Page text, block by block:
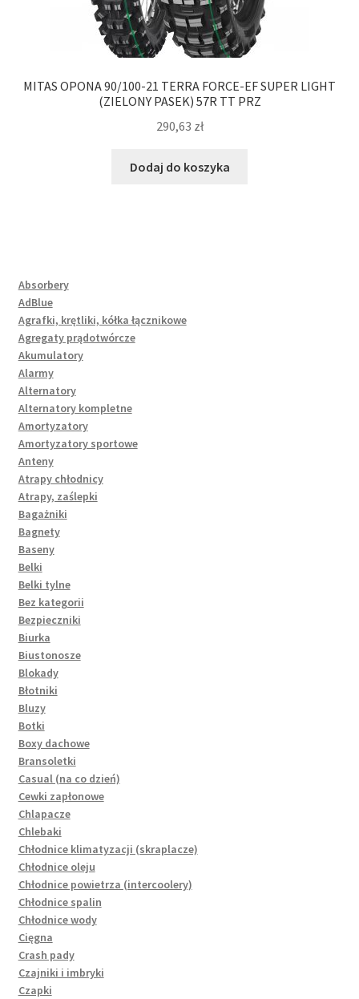
MITAS OPONA 90/100-21 TERRA FORCE-EF SUPER LIGHT
(ZIELONY PASEK) 57R TT PRZ
290,63 zł
Dodaj do koszyka
Absorbery
AdBlue
Agrafki, krętliki, kółka łącznikowe
Agregaty prądotwórcze
Akumulatory
Alarmy
Alternatory
Alternatory kompletne
Amortyzatory
Amortyzatory sportowe
Anteny
Atrapy chłodnicy
Atrapy, zaślepki
Bagażniki
Bagnety
Baseny
Belki
Belki tylne
Bez kategorii
Bezpieczniki
Biurka
Biustonosze
Blokady
Błotniki
Bluzy
Botki
Boxy dachowe
Bransoletki
Casual (na co dzień)
Cewki zapłonowe
Chlapacze
Chlebaki
Chłodnice klimatyzacji (skraplacze)
Chłodnice oleju
Chłodnice powietrza (intercoolery)
Chłodnice spalin
Chłodnice wody
Cięgna
Crash pady
Czajniki i imbryki
Czapki